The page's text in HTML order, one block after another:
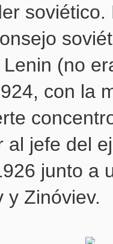
(no
con la
al jefe del
junto a
y Zinóviev.